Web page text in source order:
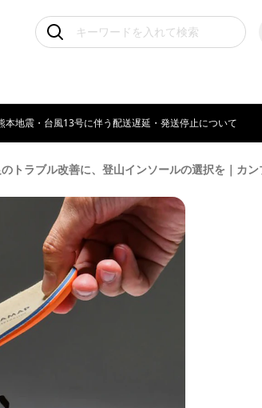
本地震・台風13号に伴う配送遅延・発送停止について
トラブル改善に、登山インソールの選択を｜カ